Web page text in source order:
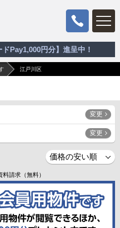
Pay1,000円分】進呈中！
江戸川区
変更
変更
請求（無料）